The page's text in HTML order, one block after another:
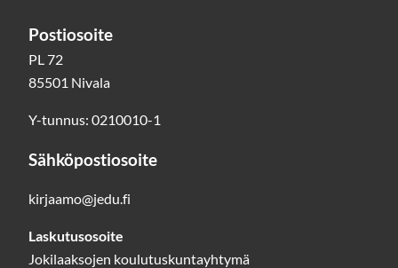
Postiosoite
PL 72
85501 Nivala
Y-tunnus: 0210010-1
Sähköpostiosoite
kirjaamo@jedu.fi
Laskutusosoite
Jokilaaksojen koulutuskuntayhtymä